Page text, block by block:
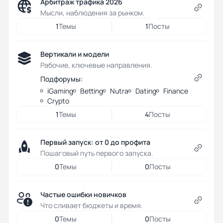
Мысли, наблюдения за рынком.
1Темы 1Посты
Вертикали и модели
Рабочие, ключевые направления.
Подфорумы:
iGaming
Betting Nutra Dating
Finance
Crypto
1Темы 4Посты
Первый запуск: от 0 до профита
Пошаговый путь первого запуска.
0Темы 0Посты
Частые ошибки новичков
Что сливает бюджеты и время.
0Темы 0Посты